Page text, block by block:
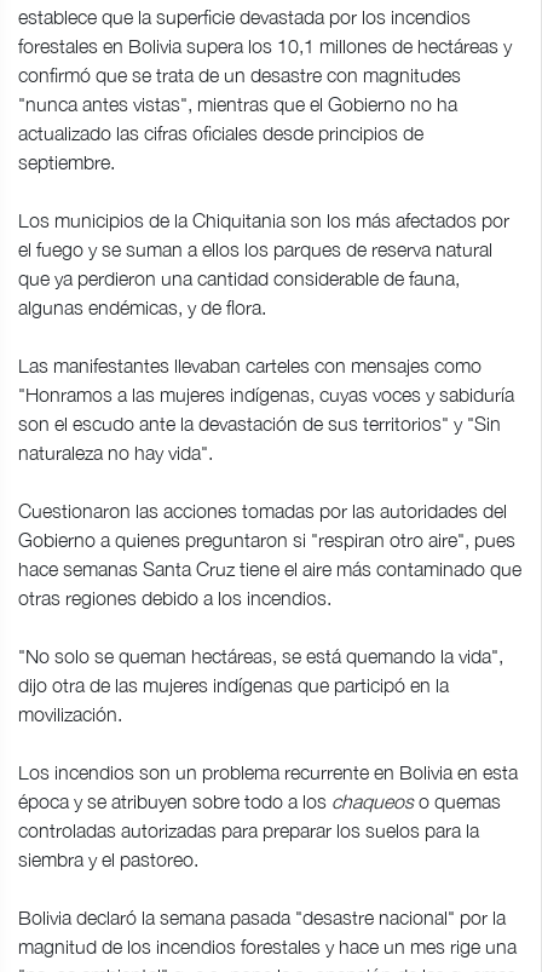
establece que la superficie devastada por los incendios
forestales en Bolivia supera los 10,1 millones de hectáreas y
confirmó que se trata de un desastre con magnitudes
"nunca antes vistas", mientras que el Gobierno no ha
actualizado las cifras oficiales desde principios de
septiembre.
Los municipios de la Chiquitania son los más afectados por
el fuego y se suman a ellos los parques de reserva natural
que ya perdieron una cantidad considerable de fauna,
algunas endémicas, y de flora.
Las manifestantes llevaban carteles con mensajes como
"Honramos a las mujeres indígenas, cuyas voces y sabiduría
son el escudo ante la devastación de sus territorios" y "Sin
naturaleza no hay vida".
Cuestionaron las acciones tomadas por las autoridades del
Gobierno a quienes preguntaron si "respiran otro aire", pues
hace semanas Santa Cruz tiene el aire más contaminado que
otras regiones debido a los incendios.
"No solo se queman hectáreas, se está quemando la vida",
dijo otra de las mujeres indígenas que participó en la
movilización.
Los incendios son un problema recurrente en Bolivia en esta
época y se atribuyen sobre todo a los chaqueoso quemas
controladas autorizadas para preparar los suelos para la
siembra y el pastoreo.
Bolivia declaró la semana pasada "desastre nacional" por la
magnitud de los incendios forestales y hace un mes rige una